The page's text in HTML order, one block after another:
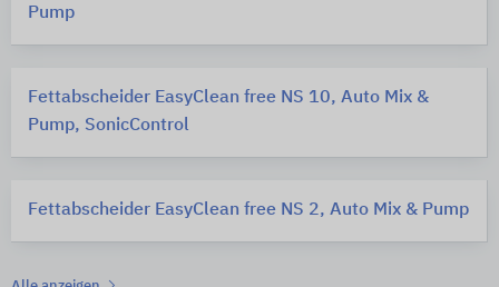
Pump
Fettabscheider EasyClean free NS 10, Auto Mix &
Pump, SonicControl
Fettabscheider EasyClean free NS 2, Auto Mix & Pump